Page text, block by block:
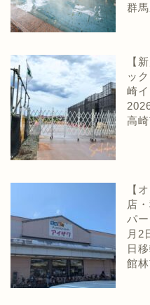
群
【
ッ
崎
高
【
店
パ
月2
日
館